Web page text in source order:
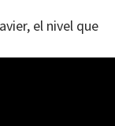
el nivel que